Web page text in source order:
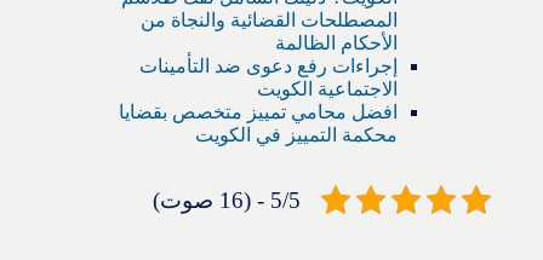
المصطلحات القضائية والنجاة من
الأحكام الظالمة
إجراءات رفع دعوى ضد التأمينات
الاجتماعية الكويت
افضل محامي تمييز متخصص بقضايا
محكمة التمييز في الكويت
5/5 - (16 صوت)